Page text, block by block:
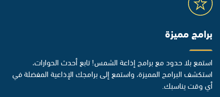
برامج مميزة
استمع بلا حدود مع برامج إذاعة الشمس! تابع أحدث الحوارات،
استكشف البرامج المميزة، واستمع إلى برامجك الإذاعية المفضلة في
أي وقت يناسبك.